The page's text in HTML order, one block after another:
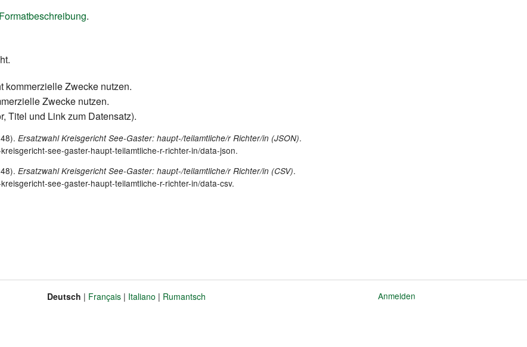
Formatbeschreibung.
kommerzielle Zwecke nutzen.
Zwecke nutzen.
Titel und Link zum Datensatz).
Ersatzwahl Kreisgericht See-Gaster: haupt-/teilamtliche/r Richter/in (JSON).
see-gaster-haupt-teilamtliche-r-richter-in/data-json.
Ersatzwahl Kreisgericht See-Gaster: haupt-/teilamtliche/r Richter/in (CSV).
see-gaster-haupt-teilamtliche-r-richter-in/data-csv.
Sprache
Deutsch Français Italiano Rumantsch Anmelden